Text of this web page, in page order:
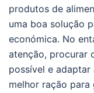
produtos de
uma boa solução
económica. No
atenção, procurar
possível e
melhor ração para